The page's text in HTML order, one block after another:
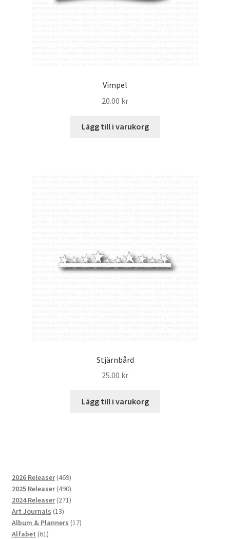
Vimpel
20.00 kr
Lägg till i varukorg
Stjärnbård
25.00 kr
Lägg till i varukorg
2026 Releaser 469469
produkter
2025 Releaser 490490
produkter
2024 Releaser 271271
Art Journals 1313
produkter
Album & Planners 1717
Alfabet 6161